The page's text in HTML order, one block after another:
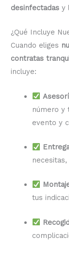
desinfectadas y
¿Qué Incluye
Cuando eliges
contratas
incluye:
número y
evento y
tus